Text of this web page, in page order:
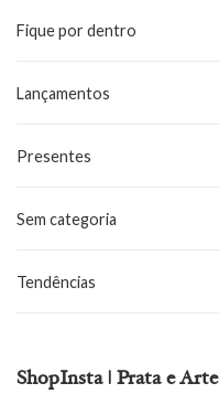
Fique por dentro
Lançamentos
Presentes
Sem categoria
Tendências
ShopInsta | Prata e Arte